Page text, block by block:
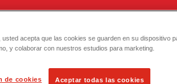
acepta que las cookies se guarden en su dispositivo
y colaborar con nuestros estudios para marketing.
de cookies Aceptar todas las cookies